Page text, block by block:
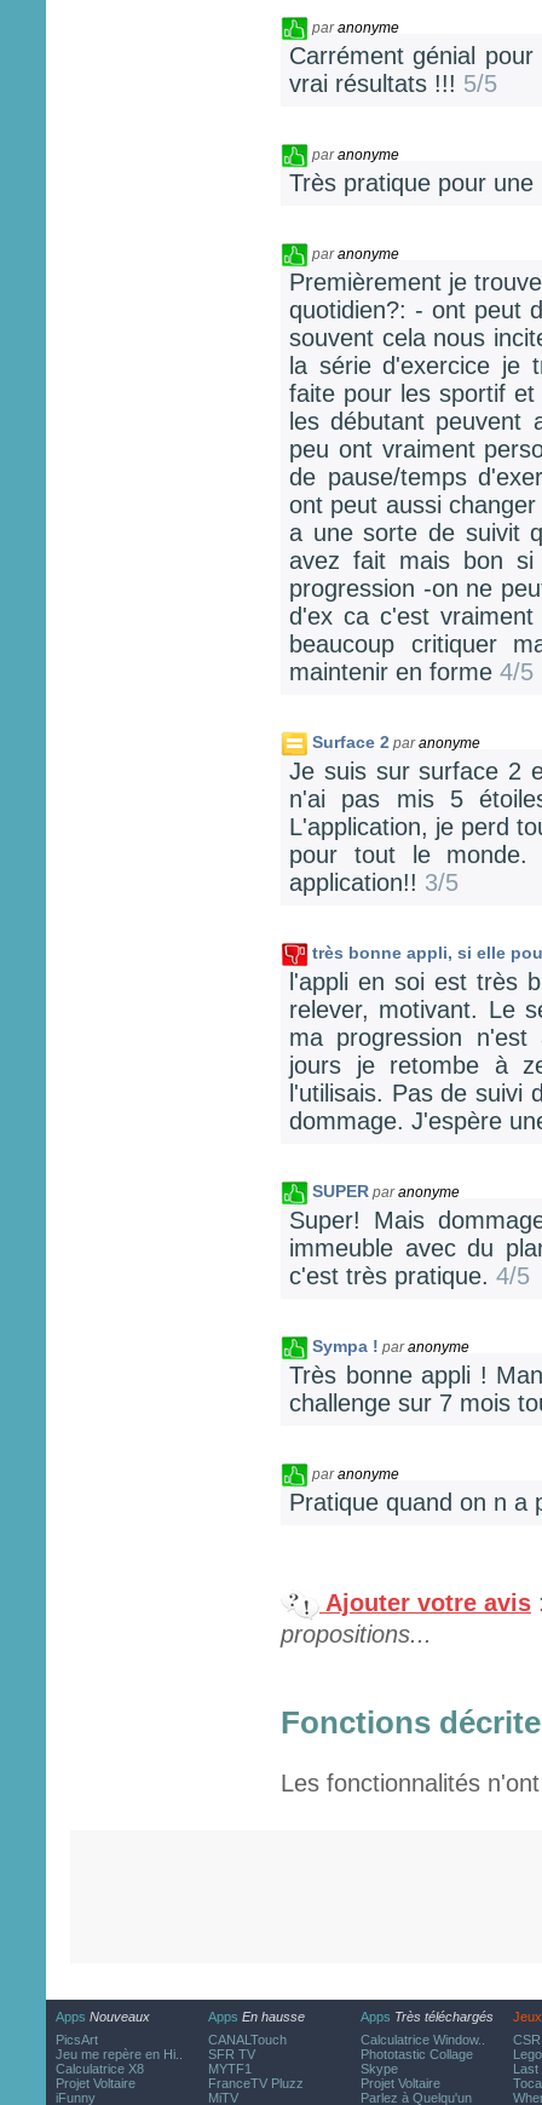
paranonyme
Carrément génial
vrai résultats !!! 5/5
paranonyme
Très pratique pour
paranonyme
Premièrement je
quotidien?: - ont peut
souvent cela nous
la série d'exercice je
faite pour les sportif
les débutant peuvent
peu ont vraiment
de pause/temps
ont peut aussi
a une sorte de suivit
avez fait mais bon
progression -on ne
d'ex ca c'est
beaucoup critiquer
maintenir en forme 4/5
Surface 2 paranonyme
Je suis sur surface 2
n'ai pas mis 5
L'application, je perd
pour tout le monde.
application!! 3/5
très bonne appli, si elle
l'appli en soi est très
relever, motivant. Le
ma progression
jours je retombe à
l'utilisais. Pas de suivi
dommage. J'espère
SUPER paranonyme
Super! Mais
immeuble avec du
c'est très pratique. 4/5
Sympa ! paranonyme
Très bonne appli !
challenge sur 7 mois
paranonyme
Pratique quand on n a
Ajouter votre avis
propositions...
Fonctions
Les fonctionnalités
Apps Nouveaux
PicsArt
Jeu me repère en Hi..
Calculatrice X8
Projet Voltaire
iFunny
Apps En hausse
CANALTouch
SFR TV
MYTF1
FranceTV Pluzz
MiTV
Apps Très téléchargés
Calculatrice Window..
Phototastic Collage
Skype
Projet Voltaire
Parlez à Quelqu'un
Jeux
Last